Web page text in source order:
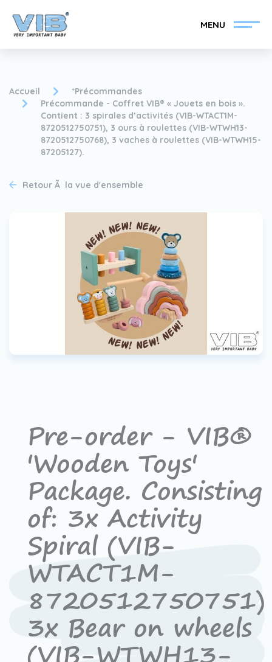
MENU
Devenir un revendeur
Inlog Retail
Collection
Trouvez votre
revendeur VIB®
Devenir un revendeur
VIB®
Travailler Ã VIB®
Accueil
*Précommandes
Précommande - Coffret VIB® « Jouets en bois ».
Contient : 3 spirales d’activités (VIB-WTACT1M-
8720512750751), 3 ours à roulettes (VIB-WTWH13-
8720512750768), 3 vaches à roulettes (VIB-WTWH15-
87205127).
Retour Ã la vue d'ensemble
Pre-order - VIB®
'Wooden Toys'
Package. Consisting
of: 3x Activity
Spiral (VIB-
WTACT1M-
8720512750751)
3x Bear on wheels